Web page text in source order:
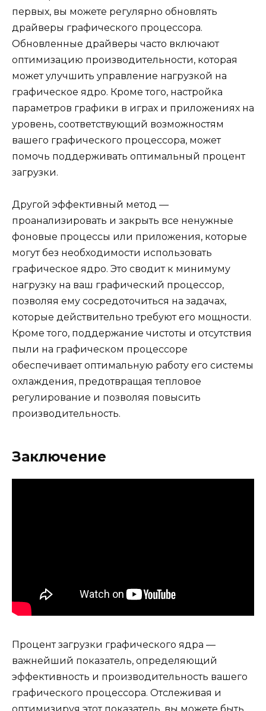
первых, вы можете регулярно обновлять
драйверы графического процессора.
Обновленные драйверы часто включают
оптимизацию производительности, которая
может улучшить управление нагрузкой на
графическое ядро. Кроме того, настройка
параметров графики в играх и приложениях на
уровень, соответствующий возможностям
вашего графического процессора, может
помочь поддерживать оптимальный процент
загрузки.
Другой эффективный метод —
проанализировать и закрыть все ненужные
фоновые процессы или приложения, которые
могут без необходимости использовать
графическое ядро. Это сводит к минимуму
нагрузку на ваш графический процессор,
позволяя ему сосредоточиться на задачах,
которые действительно требуют его мощности.
Кроме того, поддержание чистоты и отсутствия
пыли на графическом процессоре
обеспечивает оптимальную работу его системы
охлаждения, предотвращая тепловое
регулирование и позволяя повысить
производительность.
Заключение
Процент загрузки графического ядра —
важнейший показатель, определяющий
эффективность и производительность вашего
графического процессора. Отслеживая и